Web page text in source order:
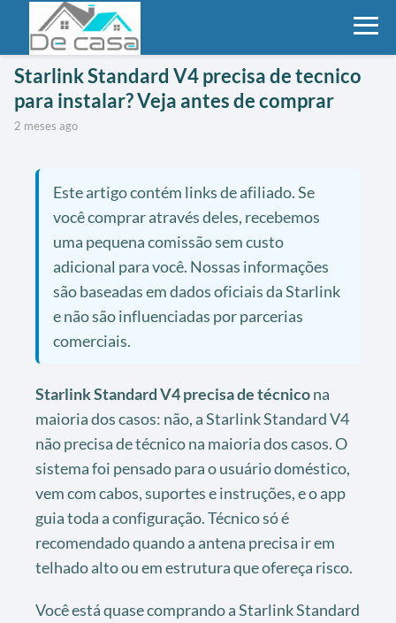
Starlink Standard V4 precisa de tecnico
para instalar? Veja antes de comprar
2 meses ago
Este artigo contém links de afiliado. Se
você comprar através deles, recebemos
uma pequena comissão sem custo
adicional para você. Nossas informações
são baseadas em dados oficiais da Starlink
e não são influenciadas por parcerias
comerciais.
Starlink Standard V4 precisa de técnicona
maioria dos casos: não, a Starlink Standard V4
não precisa de técnico na maioria dos casos. O
sistema foi pensado para o usuário doméstico,
vem com cabos, suportes e instruções, e o app
guia toda a configuração. Técnico só é
recomendado quando a antena precisa ir em
telhado alto ou em estrutura que ofereça risco.
Você está quase comprando a Starlink Standard